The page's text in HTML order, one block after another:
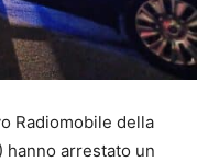
Radiomobile della
hanno arrestato un